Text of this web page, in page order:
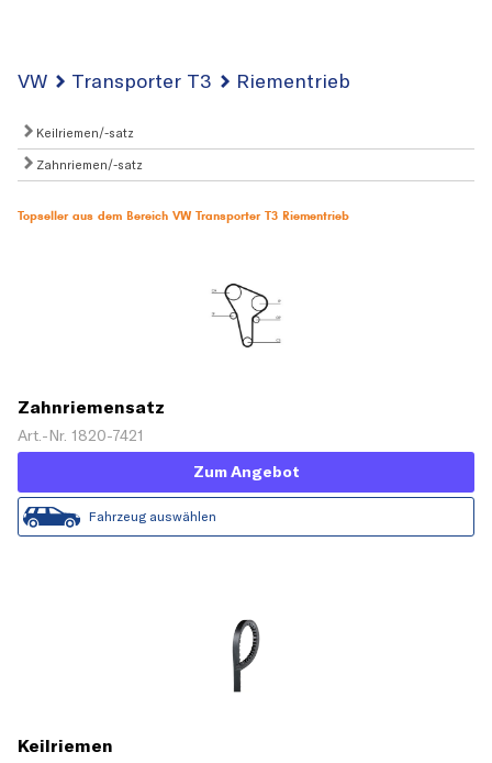
VW Transporter T3 Riementrieb
Keilriemen/-satz
Zahnriemen/-satz
Topseller aus dem Bereich VW Transporter T3 Riementrieb
Zahnriemensatz
Art.-Nr. 1820-7421
Zum Angebot
Fahrzeug auswählen
Keilriemen